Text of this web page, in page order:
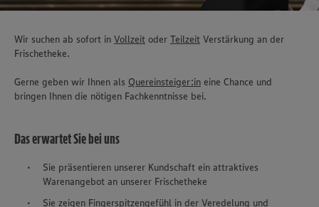
Wir suchen ab sofort in Vollzeit oder Teilzeit Verstärkung an der
Frischetheke.
Gerne geben wir Ihnen als Quereinsteiger:in eine Chance und
bringen Ihnen die nötigen Fachkenntnisse bei.
Das erwartet Sie bei uns
Sie präsentieren unserer Kundschaft ein attraktives
Warenangebot an unserer Frischetheke
Sie zeigen Fingerspitzengefühl in der Veredelung und